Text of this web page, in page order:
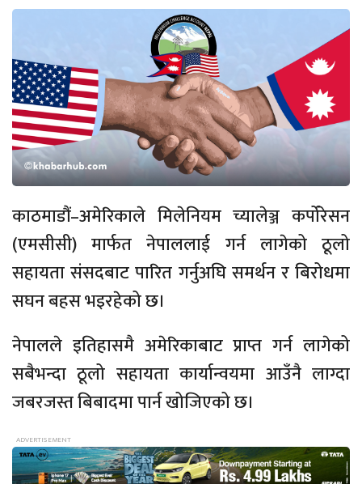
काठमाडौं–अमेरिकाले मिलेनियम च्यालेञ्ज कर्पोरेसन
(एमसीसी) मार्फत नेपाललाई गर्न लागेको ठूलो
सहायता संसदबाट पारित गर्नुअघि समर्थन र बिरोधमा
सघन बहस भइरहेको छ।
नेपालले इतिहासमै अमेरिकाबाट प्राप्त गर्न लागेको
सबैभन्दा ठूलो सहायता कार्यान्वयमा आउँनै लाग्दा
जबरजस्त बिबादमा पार्न खोजिएको छ।